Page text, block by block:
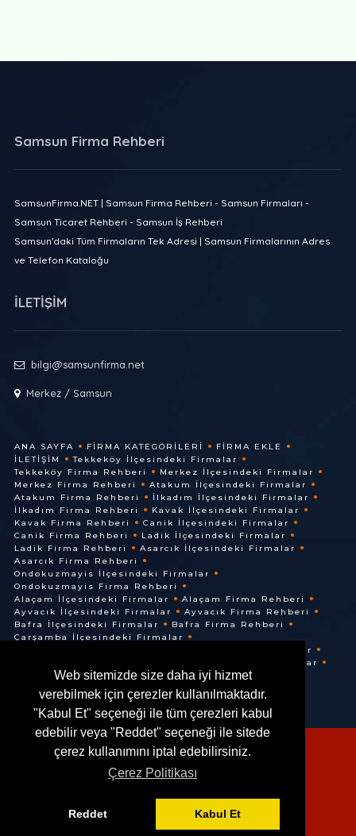
Web sitemizde size daha iyi hizmet
verebilmek için çerezler kullanılmaktadır.
"Kabul Et" seçeneği ile tüm çerezleri kabul
edebilir veya "Reddet" seçeneği ile sitede
çerez kullanımını iptal edebilirsiniz.
Çerez Politikası
Reddet Kabul Et
Samsun Firma Rehberi
SamsunFirma.NET | Samsun Firma Rehberi - Samsun Firmaları -
Samsun Ticaret Rehberi - Samsun İş Rehberi
Samsun'daki Tüm Firmaların Tek Adresi | Samsun Firmalarının Adres
ve Telefon Kataloğu
İLETİŞİM
bilgi@samsunfirma.net
Merkez / Samsun
ANA SAYFA FIRMA KATEGORILERI
FIRMA EKLE
İLETIŞIM
Tekkeköy İlçesindeki Firmalar
Tekkeköy Firma Rehberi
Merkez İlçesindeki Firmalar
Merkez Firma Rehberi
Atakum İlçesindeki Firmalar
Atakum Firma Rehberi
İlkadım İlçesindeki Firmalar
İlkadım Firma Rehberi
Kavak İlçesindeki Firmalar
Kavak Firma Rehberi
Canik İlçesindeki Firmalar
Canik Firma Rehberi
Ladik İlçesindeki Firmalar
Ladik Firma Rehberi
Asarcık İlçesindeki Firmalar
Asarcık Firma Rehberi
Ondokuzmayis İlçesindeki Firmalar
Ondokuzmayis Firma Rehberi
Alaçam İlçesindeki Firmalar
Alaçam Firma Rehberi
Ayvacık İlçesindeki Firmalar
Ayvacık Firma Rehberi
Bafra İlçesindeki Firmalar
Bafra Firma Rehberi
Çarşamba İlçesindeki Firmalar
Terme İlçesindeki Firmalar
Vezirköprü İlçesindeki Firmalar
Vezirköprü Firma Rehberi
© @ 2016. Her Hakkı Saklıdır.